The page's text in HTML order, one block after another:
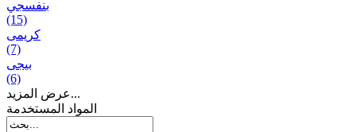
بنفسجي
(15)
کریمی
(7)
بيجی
(6)
عرض المزيد...
المواد المستخدمة